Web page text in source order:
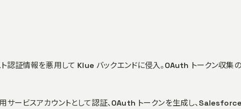
証情報を悪用して Klue バックエンドに侵入。OAuth トークン収集
ービスアカウントとして認証、OAuth トークンを生成し、Salesforce